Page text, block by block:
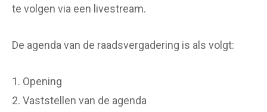
te volgen via een livestream.
De agenda van de raadsvergadering is als volgt:
1. Opening
2. Vaststellen van de agenda